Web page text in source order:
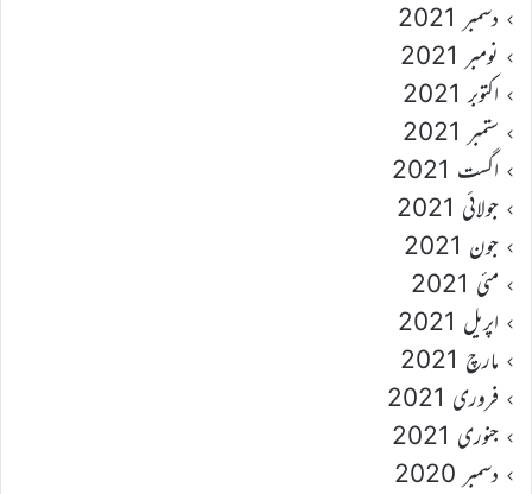
دسمبر 2021
نومبر 2021
اکتوبر 2021
ستمبر 2021
اگست 2021
جولائی 2021
جون 2021
مئی 2021
اپریل 2021
مارچ 2021
فروری 2021
جنوری 2021
دسمبر 2020